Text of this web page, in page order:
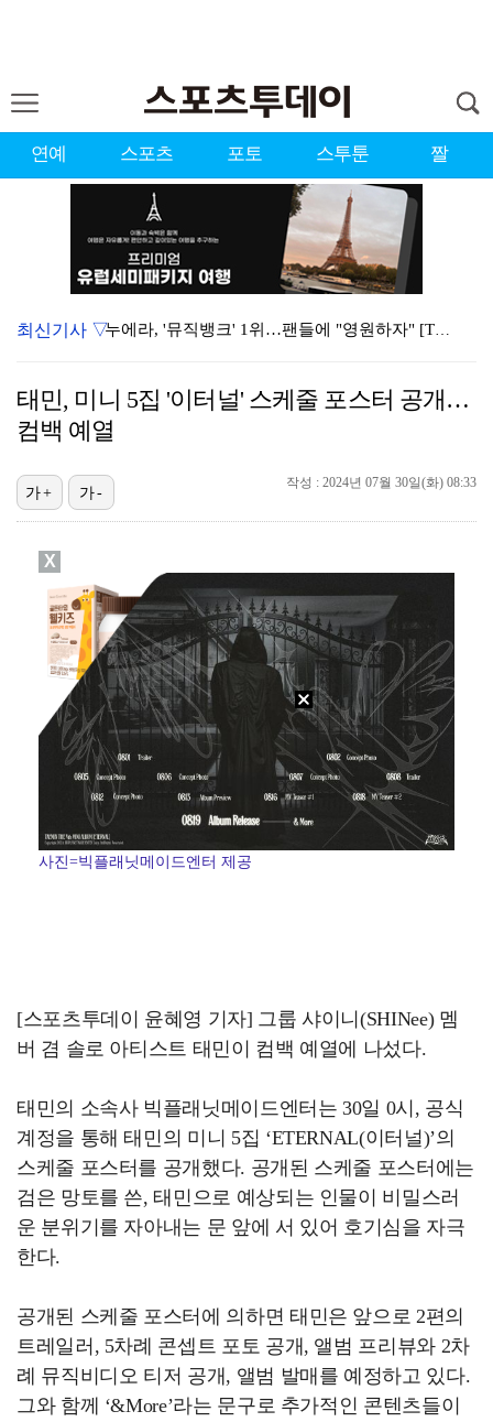
연예 스포츠 포토 스투툰 짤
누에라, '뮤직뱅크' 1위…팬들에 "영원하자" [TV캡…
서장훈 감독 "내 능력 부족" 자책하게 만든 펜타곤과의…
폭발까지 5분…안보현·정은채, 목숨 건 사투 시작(재벌…
대놓고 '심판 마사지'로 결재 받기도…최종 결재권자는 …
'1라운드 115위' 김민별, 2라운드 7타 줄이며 7…
외신까지 퍼지고 있는 축구협회 성접대 논란…2002 한…
최신기사 ▽
태민, 미니 5집 '이터널' 스케줄 포스터 공개…
컴백 예열
작성 : 2024년 07월 30일(화) 08:33
가+ 가-
사진=빅플래닛메이드엔터 제공
[스포츠투데이 윤혜영 기자] 그룹 샤이니(SHINee) 멤
버 겸 솔로 아티스트 태민이 컴백 예열에 나섰다.
태민의 소속사 빅플래닛메이드엔터는 30일 0시, 공식
계정을 통해 태민의 미니 5집 ‘ETERNAL(이터널)’의
스케줄 포스터를 공개했다. 공개된 스케줄 포스터에는
검은 망토를 쓴, 태민으로 예상되는 인물이 비밀스러
운 분위기를 자아내는 문 앞에 서 있어 호기심을 자극
한다.
공개된 스케줄 포스터에 의하면 태민은 앞으로 2편의
트레일러, 5차례 콘셉트 포토 공개, 앨범 프리뷰와 2차
례 뮤직비디오 티저 공개, 앨범 발매를 예정하고 있다.
그와 함께 ‘&More’라는 문구로 추가적인 콘텐츠들이
X